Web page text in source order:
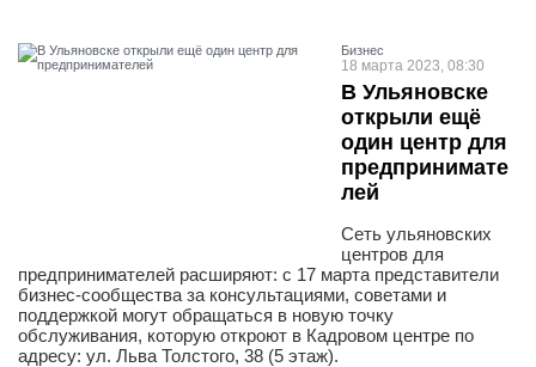
Бизнес
18 марта 2023, 08:30
В Ульяновске
открыли ещё
один центр для
предпринимате
лей
Сеть ульяновских
центров для
предпринимателей расширяют: с 17 марта представители
бизнес-сообщества за консультациями, советами и
поддержкой могут обращаться в новую точку
обслуживания, которую откроют в Кадровом центре по
адресу: ул. Льва Толстого, 38 (5 этаж).